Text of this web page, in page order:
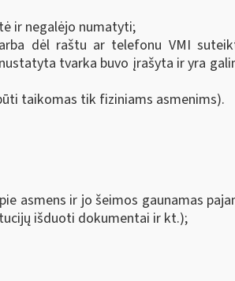
ir negalėjo numatyti;
dėl raštu ar telefonu VMI
tvarka buvo įrašyta ir yra
taikomas tik fiziniams asmenims).
asmens ir jo šeimos gaunamas
išduoti dokumentai ir kt.);